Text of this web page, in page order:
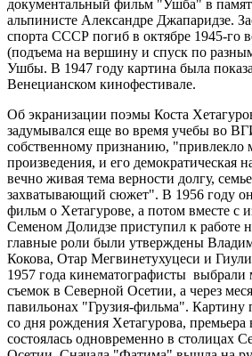
документальный фильм "Ушба" в
альпинисте Александре Джапаридзе.
спорта СССР погиб в октябре 1945-го
(подъема на вершину и спуск по
Ушбы. В 1947 году картина была
Венецианском кинофестивале.
Об экранизации поэмы Коста
задумывался еще во время учебы во
собственному признанию, "привлекло
произведения, и его демократическая
вечно живая тема верности долгу,
захватывающий сюжет". В 1956 году
фильм о Хетагурове, а потом вместе с
Семеном Долидзе приступил к работе
главные роли были утверждены
Кокова, Отар Мегвинетухуцеси и
1957 года кинематографисты выбрали
съемок в Северной Осетии, а через
павильонах "Грузия-фильма". Картину
со дня рождения Хетагурова, премьера
состоялась одновременно в столицах